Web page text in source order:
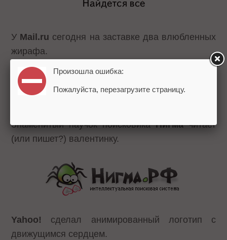
У Mail.ru сегодня на заставке два влюбленных
жирафа.
Знаменитый паучок поисковикаНигмачитает
(или пишет?) валентинку.
Yahoo!
сделал анимированный логотип с
движущимся сердцем.
Произошла ошибка:
Пожалуйста, перезагрузите страницу.